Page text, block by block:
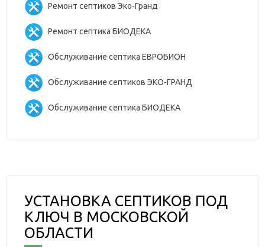
Ремонт септиков Эко-Гранд
Ремонт септика БИОДЕКА
Обслуживание септика ЕВРОБИОН
Обслуживание септиков ЭКО-ГРАНД
Обслуживание септика БИОДЕКА
УСТАНОВКА СЕПТИКОВ ПОД
КЛЮЧ В МОСКОВСКОЙ
ОБЛАСТИ